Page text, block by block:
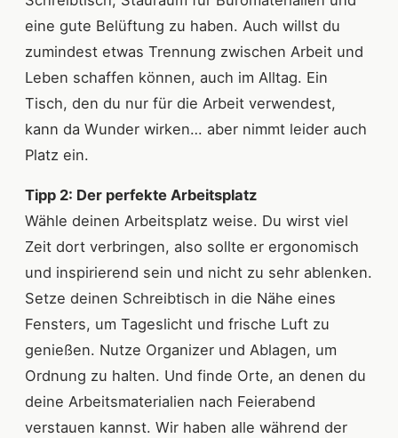
eine gute Belüftung zu haben. Auch willst du
zumindest etwas Trennung zwischen Arbeit und
Leben schaffen können, auch im Alltag. Ein
Tisch, den du nur für die Arbeit verwendest,
kann da Wunder wirken… aber nimmt leider auch
Platz ein.
Tipp 2: Der perfekte Arbeitsplatz
Wähle deinen Arbeitsplatz weise. Du wirst viel
Zeit dort verbringen, also sollte er ergonomisch
und inspirierend sein und nicht zu sehr ablenken.
Setze deinen Schreibtisch in die Nähe eines
Fensters, um Tageslicht und frische Luft zu
genießen. Nutze Organizer und Ablagen, um
Ordnung zu halten. Und finde Orte, an denen du
deine Arbeitsmaterialien nach Feierabend
verstauen kannst. Wir haben alle während der